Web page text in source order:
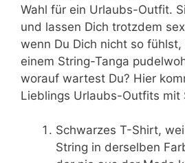
Wahl für ein Urlaubs-Outfit.
und lassen Dich trotzdem
wenn Du Dich nicht so fühlst,
einem String-Tanga
worauf wartest Du? Hier
Lieblings Urlaubs-Outfits mit
Schwarzes T-Shirt,
String in derselben